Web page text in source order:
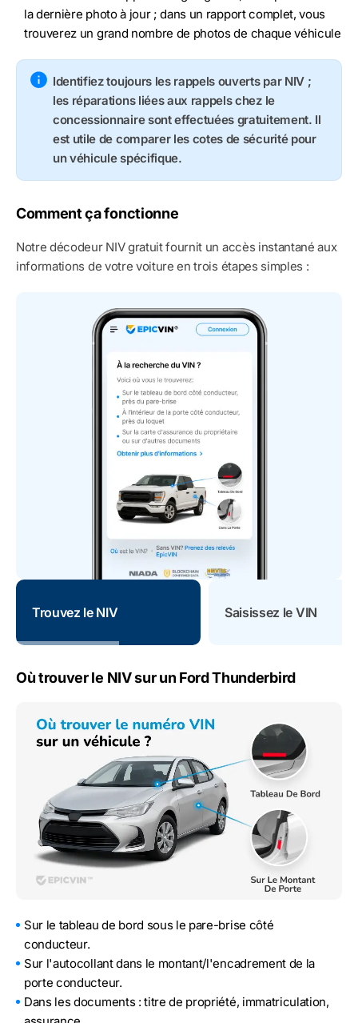
la dernière photo à jour ; dans un rapport complet, vous
trouverez un grand nombre de photos de chaque véhicule
Identifiez toujours les rappels ouverts par NIV ;
les réparations liées aux rappels chez le
concessionnaire sont effectuées gratuitement. Il
est utile de comparer les cotes de sécurité pour
un véhicule spécifique.
Comment ça fonctionne
Notre décodeur NIV gratuit fournit un accès instantané aux
informations de votre voiture en trois étapes simples :
Trouvez le NIV Saisissez le VIN
Où trouver le NIV sur un Ford Thunderbird
Sur le tableau de bord sous le pare-brise côté
conducteur.
Sur l'autocollant dans le montant/l'encadrement de la
porte conducteur.
Dans les documents : titre de propriété, immatriculation,